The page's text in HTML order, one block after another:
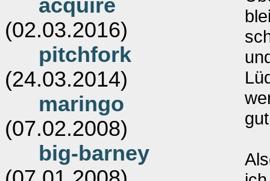
acquire
(02.03.2016)
pitchfork
(24.03.2014)
maringo
(07.02.2008)
big-barney